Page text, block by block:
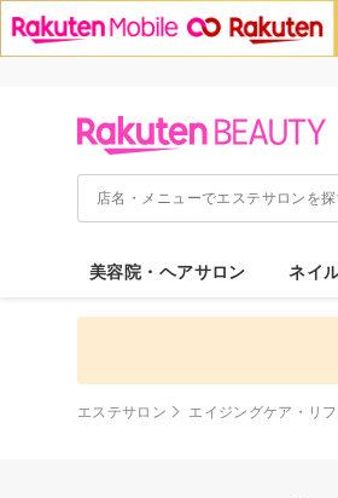
美容院・ヘアサロン ネイ
エステサロン エイジングケア・リ